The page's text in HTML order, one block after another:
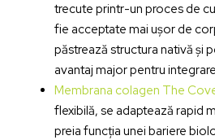
trecute printr-un proces de
fie acceptate mai ușor de
păstrează structura nativă și
avantaj major pentru
Membrana colagen The
flexibilă, se adaptează rapid
preia funcția unei bariere